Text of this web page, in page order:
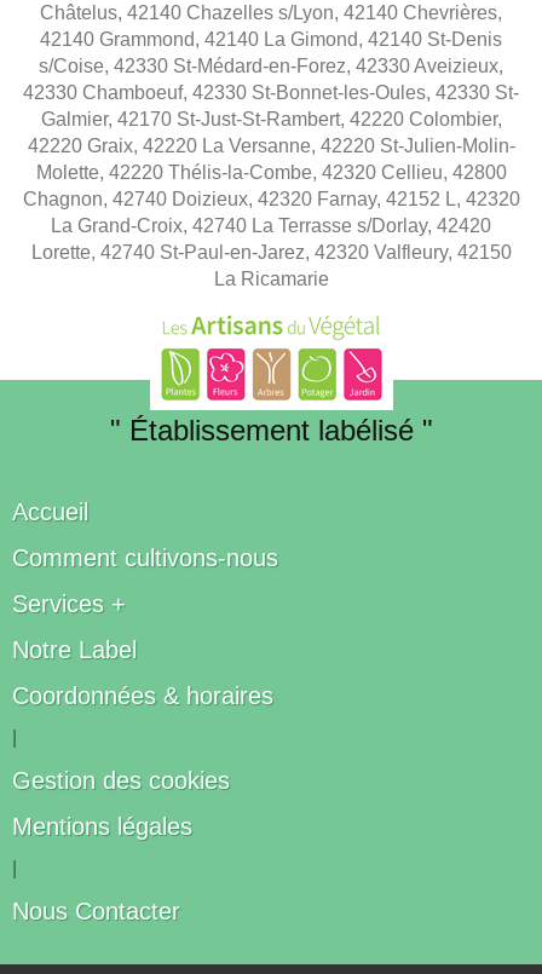
Châtelus, 42140 Chazelles s/Lyon, 42140 Chevrières,
42140 Grammond, 42140 La Gimond, 42140 St-Denis
s/Coise, 42330 St-Médard-en-Forez, 42330 Aveizieux,
42330 Chamboeuf, 42330 St-Bonnet-les-Oules, 42330 St-
Galmier, 42170 St-Just-St-Rambert, 42220 Colombier,
42220 Graix, 42220 La Versanne, 42220 St-Julien-Molin-
Molette, 42220 Thélis-la-Combe, 42320 Cellieu, 42800
Chagnon, 42740 Doizieux, 42320 Farnay, 42152 L, 42320
La Grand-Croix, 42740 La Terrasse s/Dorlay, 42420
Lorette, 42740 St-Paul-en-Jarez, 42320 Valfleury, 42150
La Ricamarie
" Établissement labélisé "
Accueil
Comment cultivons-nous
Services +
Notre Label
Coordonnées & horaires
Gestion des cookies
Mentions légales
Nous Contacter